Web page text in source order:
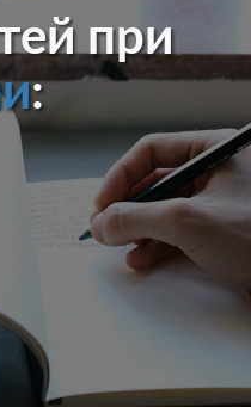
при
: